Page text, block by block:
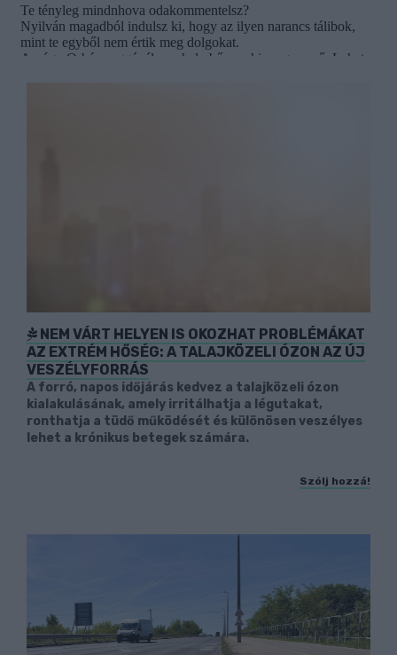
NEM VÁRT HELYEN IS OKOZHAT PROBLÉMÁKAT
AZ EXTRÉM HŐSÉG: A TALAJKÖZELI ÓZON AZ ÚJ
VESZÉLYFORRÁS
A forró, napos időjárás kedvez a talajközeli ózon
kialakulásának, amely irritálhatja a légutakat,
ronthatja a tüdő működését és különösen veszélyes
lehet a krónikus betegek számára.
Szólj hozzá!